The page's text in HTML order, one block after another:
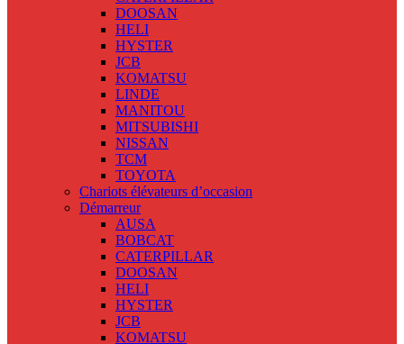
DOOSAN
HELI
HYSTER
JCB
KOMATSU
LINDE
MANITOU
MITSUBISHI
NISSAN
TCM
TOYOTA
Chariots élévateurs d’occasion
Démarreur
AUSA
BOBCAT
CATERPILLAR
DOOSAN
HELI
HYSTER
JCB
KOMATSU